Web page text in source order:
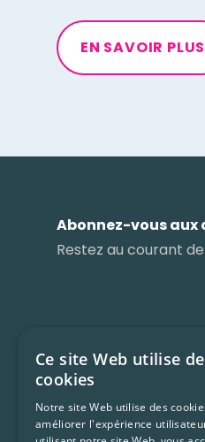
EN SAVOIR PLUS
Abonnez-vous
Restez au courant
Ce site Web utilise
cookies
Notre site Web utilise des
améliorer l'expérience